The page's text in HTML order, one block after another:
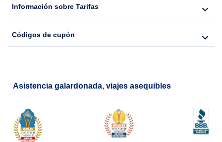
Flights from Nueva York to Seúl
Flights from Nueva York to Barcelona
Información sobre Tarifas
Códigos de cupón
Asistencia galardonada, viajes asequibles